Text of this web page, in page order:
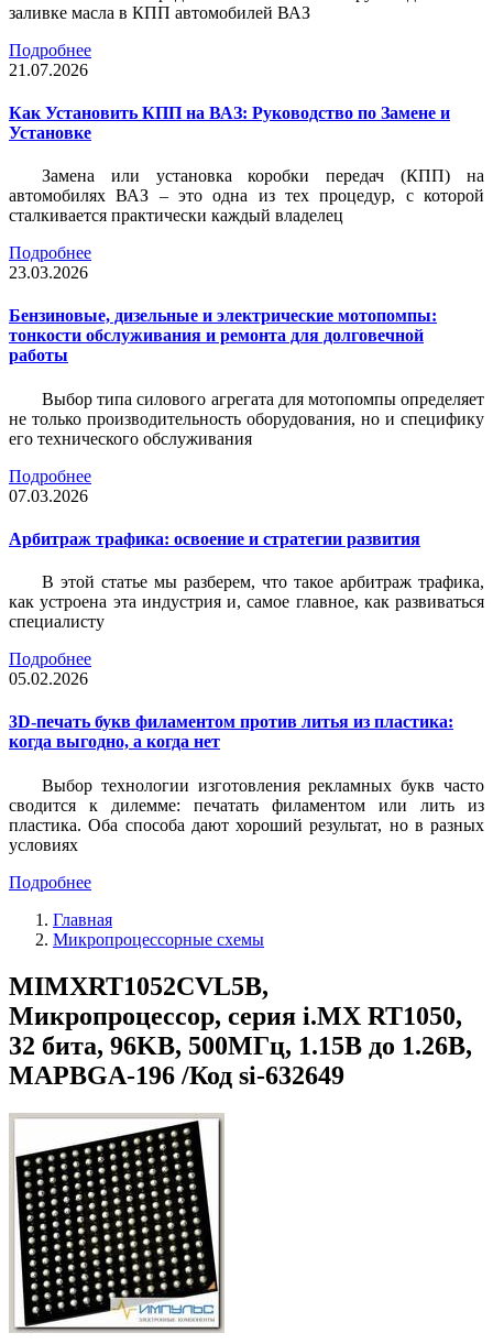
заливке масла в КПП автомобилей ВАЗ
Подробнее
21.07.2026
Как Установить КПП на ВАЗ: Руководство по Замене и
Установке
Замена или установка коробки передач (КПП) на
автомобилях ВАЗ – это одна из тех процедур, с которой
сталкивается практически каждый владелец
Подробнее
23.03.2026
Бензиновые, дизельные и электрические мотопомпы:
тонкости обслуживания и ремонта для долговечной
работы
Выбор типа силового агрегата для мотопомпы определяет
не только производительность оборудования, но и специфику
его технического обслуживания
Подробнее
07.03.2026
Арбитраж трафика: освоение и стратегии развития
В этой статье мы разберем, что такое арбитраж трафика,
как устроена эта индустрия и, самое главное, как развиваться
специалисту
Подробнее
05.02.2026
3D-печать букв филаментом против литья из пластика:
когда выгодно, а когда нет
Выбор технологии изготовления рекламных букв часто
сводится к дилемме: печатать филаментом или лить из
пластика. Оба способа дают хороший результат, но в разных
условиях
Подробнее
Главная
Микропроцессорные схемы
MIMXRT1052CVL5B,
Микропроцессор, серия i.MX RT1050,
32 бита, 96KB, 500МГц, 1.15В до 1.26В,
MAPBGA-196 /Код si-632649